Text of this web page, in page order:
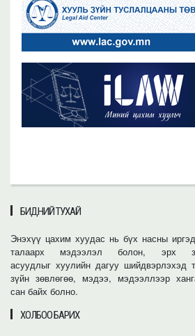
БИДНИЙ ТУХАЙ
Энэхүү цахим хуудас нь бүх насны
талаарх мэдээлэл болон, эрх
асуудлыг хуулийн дагуу шийдвэрлэхэд
зүйн зөвлөгөө, мэдээ, мэдээллээр
сан байх болно.
ХОЛБОО БАРИХ